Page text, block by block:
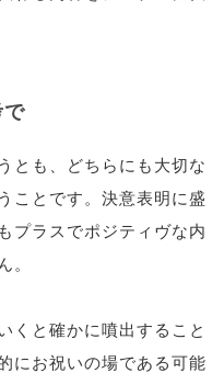
とも、どちらにも大切な
ことです。決意表明に盛
プラスでポジティヴな内
くと確かに噴出すること
にお祝いの場である可能